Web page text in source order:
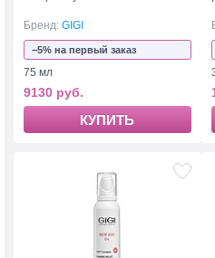
Бренд: GIGI
−5% на первый заказ
75 мл
9130 руб.
КУПИТЬ